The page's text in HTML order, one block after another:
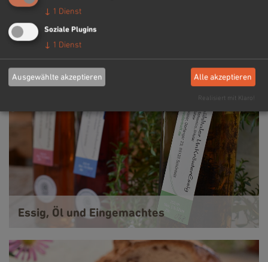
Säfte und Limonaden
Essig, Öl und Eingemachtes
↓ 1 Dienst
Soziale Plugins
↓ 1 Dienst
Ausgewählte akzeptieren Alle akzeptieren
Realisiert mit Klaro!